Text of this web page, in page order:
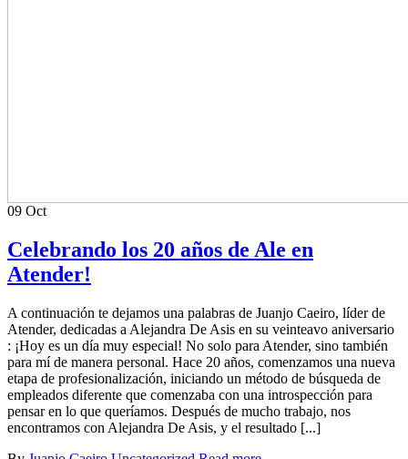
09 Oct
Celebrando los 20 años de Ale en
Atender!
A continuación te dejamos una palabras de Juanjo Caeiro, líder de
Atender, dedicadas a Alejandra De Asis en su veinteavo aniversario
: ¡Hoy es un día muy especial! No solo para Atender, sino también
para mí de manera personal. Hace 20 años, comenzamos una nueva
etapa de profesionalización, iniciando un método de búsqueda de
empleados diferente que comenzaba con una introspección para
pensar en lo que queríamos. Después de mucho trabajo, nos
encontramos con Alejandra De Asis, y el resultado [...]